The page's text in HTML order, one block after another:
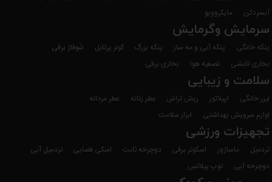
آبسردکن
مایکروویو
سرمایش وگرمایش
پنکه خانگی پنکه آبی و مه ساز پنکه بزرگ کولر پرتابل
شوفاژ برقی
بخاری تابشی
تصفیه هوا بخاری برقی
سلامت و زیبایی
لیزر خانگی اپیلاتور ریش تراش عطر زنانه
عطر مردانه
لوازم سرویش بهداشتی
ابزار سلامت
تجهیزات ورزشی
تردمیل ماساژور اسکوتر برقی دوچرخه ثابت اسکی فضایی
تردمیل آبی
دوچرخه آبی
توپ پیلاتس